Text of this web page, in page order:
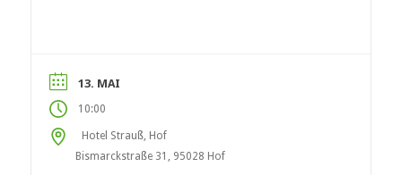
13. MAI
10:00
Hotel Strauß, Hof
Bismarckstraße 31, 95028 Hof